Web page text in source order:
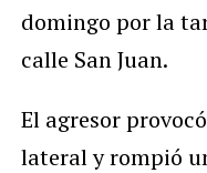
domingo por la
calle San Juan.
El agresor
lateral y rompió